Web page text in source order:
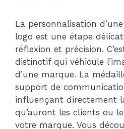
La personnalisation
logo est une étape
réflexion et précision.
distinctif qui véhicule
d’une marque. La
support de
influençant directement
qu’auront les clients ou
votre marque. Vous